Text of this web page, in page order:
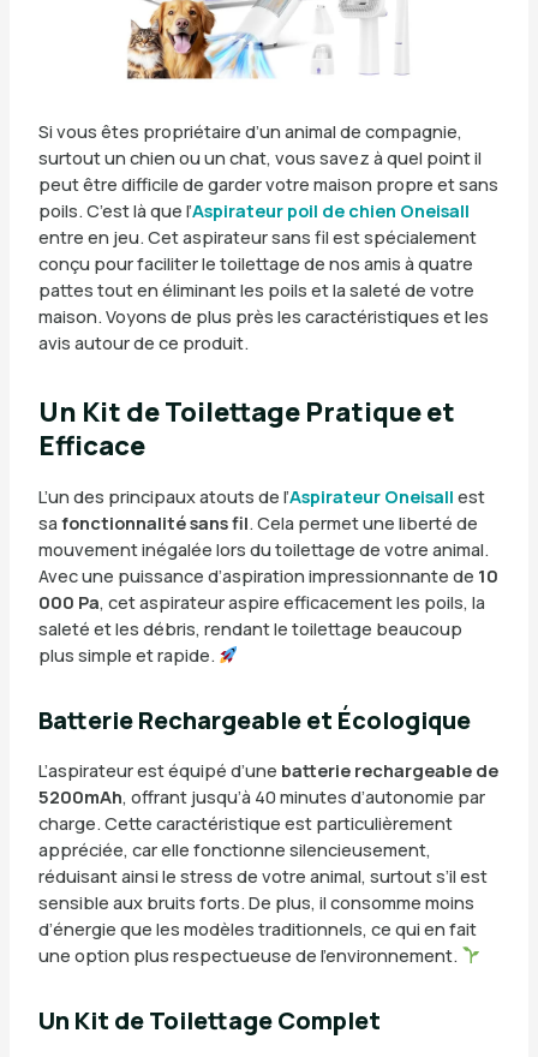
Si vous êtes propriétaire d’un animal de compagnie,
surtout un chien ou un chat, vous savez à quel point il
peut être difficile de garder votre maison propre et sans
poils. C’est là que l’Aspirateur poil de chien Oneisall
entre en jeu. Cet aspirateur sans fil est spécialement
conçu pour faciliter le toilettage de nos amis à quatre
pattes tout en éliminant les poils et la saleté de votre
maison. Voyons de plus près les caractéristiques et les
avis autour de ce produit.
Un Kit de Toilettage Pratique et
Efficace
L’un des principaux atouts de l’Aspirateur Oneisall est
sa fonctionnalité sans fil. Cela permet une liberté de
mouvement inégalée lors du toilettage de votre animal.
Avec une puissance d’aspiration impressionnante de 10
000 Pa, cet aspirateur aspire efficacement les poils, la
saleté et les débris, rendant le toilettage beaucoup
plus simple et rapide.
Batterie Rechargeable et Écologique
L’aspirateur est équipé d’une batterie rechargeable de
5200mAh, offrant jusqu’à 40 minutes d’autonomie par
charge. Cette caractéristique est particulièrement
appréciée, car elle fonctionne silencieusement,
réduisant ainsi le stress de votre animal, surtout s’il est
sensible aux bruits forts. De plus, il consomme moins
d’énergie que les modèles traditionnels, ce qui en fait
une option plus respectueuse de l’environnement.
Un Kit de Toilettage Complet